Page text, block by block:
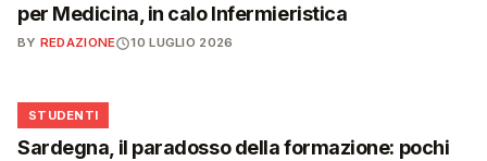
per Medicina, in calo Infermieristica
BY REDAZIONE 10 LUGLIO 2026
🎓
STUDENTI
Sardegna, il paradosso della formazione: pochi